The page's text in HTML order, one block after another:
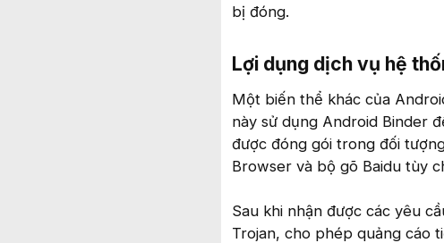
bị đóng.
Lợi dụng dịch vụ hệ
Một biến thể khác của
này sử dụng Android Binder
được đóng gói trong đối
Browser và bộ gõ Baidu tùy
Sau khi nhận được các yêu
Trojan, cho phép quảng cáo